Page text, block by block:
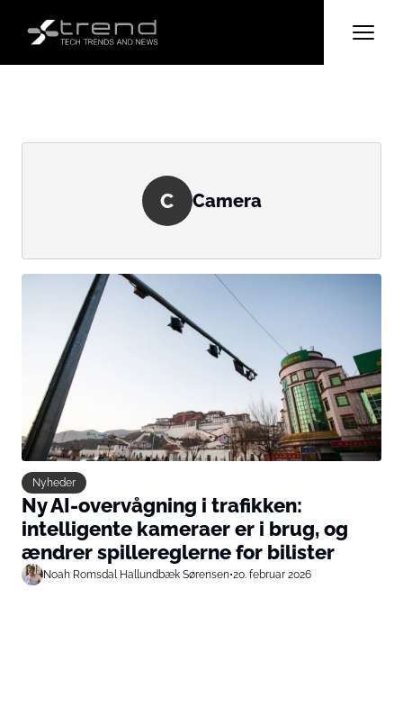
C Camera
Nyheder
Ny AI-overvågning i trafikken:
intelligente kameraer er i brug, og
ændrer spillereglerne for bilister
Noah Romsdal Hallundbæk Sørensen•20. februar 2026